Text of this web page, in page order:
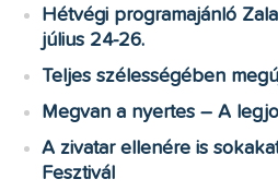
Hétvégi programajánló
július 24-26.
Teljes szélességében
Megvan a nyertes – A
A zivatar ellenére is
Fesztivál